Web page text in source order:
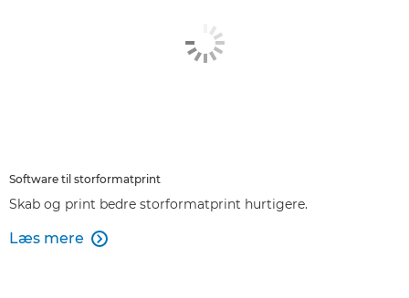
Software til storformatprint
Skab og print bedre storformatprint hurtigere.
Læs mere 